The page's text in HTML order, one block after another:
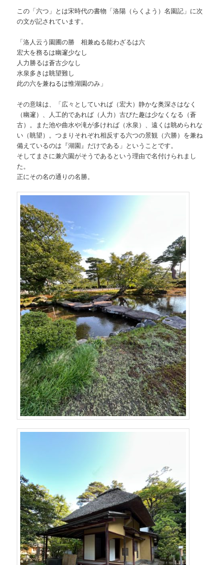
この「六つ」とは宋時代の書物「洛陽（らくよう）名園記」に次
の文が記されています。
「洛人云う園圃の勝 相兼ぬる能わざるは六
宏大を務るは幽邃少なし
人力勝るは蒼古少なし
水泉多きは眺望難し
此の六を兼ねるは惟湖園のみ」
その意味は、「広々としていれば（宏大）静かな奥深さはなく
（幽邃）、人工的であれば（人力）古びた趣は少なくなる（蒼
古）。また池や曲水や滝が多ければ（水泉）、遠くは眺められな
い（眺望）。つまりそれぞれ相反する六つの景観（六勝）を兼ね
備えているのは『湖園』だけである」ということです。
そしてまさに兼六園がそうであるという理由で名付けられまし
た。
正にその名の通りの名勝。